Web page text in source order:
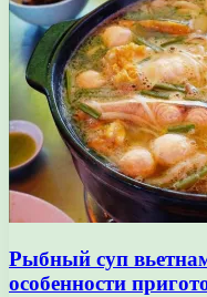
Рыбный суп
особенности